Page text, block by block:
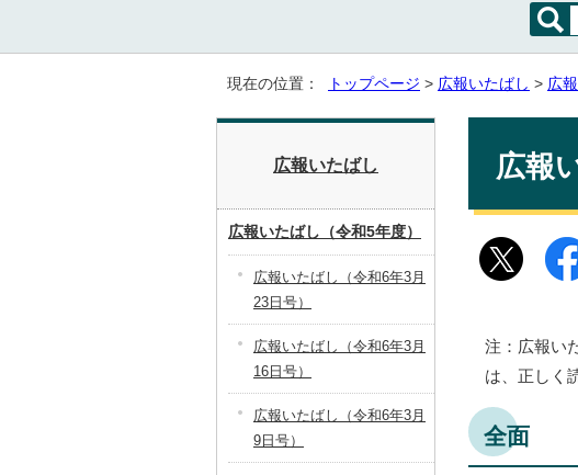
現在の位置： トップページ > 広報いたばし > 広
広報
注：広報い
は、正しく
全面
広報いたばし
広報いたばし（令和5年度）
広報いたばし（令和6年3月
23日号）
広報いたばし（令和6年3月
16日号）
広報いたばし（令和6年3月
9日号）